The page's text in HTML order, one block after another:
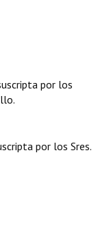
por los
por los Sres.